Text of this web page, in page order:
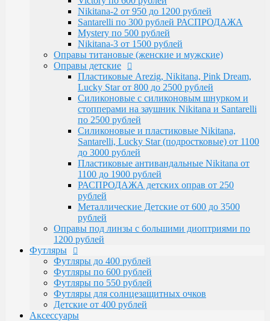
Santarelli, Lucky Star (подростковые) от 1100
до 3000 рублей
Пластиковые антивандальные Nikitana от
1100 до 1900 рублей
РАСПРОДАЖА детских оправ от 250 рублей
Металлические Детские от 600 до 3500
рублей
Оправы под линзы с большими диоптриями по
1200 рублей
Футляры до 400 рублей
Футляры по 600 рублей
Футляры по 550 рублей
Футляры для солнцезащитных очков
Детские от 400 рублей
Распродажа
Nikitana-2 от 950 до 1200 рублей
Santarelli по 300 рублей РАСПРОДАЖА
Mystery по 500 рублей
Nikitana-3 от 1500 рублей
Оправы титановые (женские и мужские)
Оправы детские
Пластиковые Arezig, Nikitana, Pink Dream,
Lucky Star от 800 до 2500 рублей
Силиконовые с силиконовым шнурком и
стопперами на заушник Nikitana и Santarelli
по 2500 рублей
Силиконовые и пластиковые Nikitana,
Santarelli, Lucky Star (подростковые) от 1100
до 3000 рублей
Пластиковые антивандальные Nikitana от
1100 до 1900 рублей
РАСПРОДАЖА детских оправ от 250
рублей
Металлические Детские от 600 до 3500
рублей
Оправы под линзы с большими диоптриями по
1200 рублей
Футляры
Футляры до 400 рублей
Футляры по 600 рублей
Футляры по 550 рублей
Футляры для солнцезащитных очков
Детские от 400 рублей
Аксессуары